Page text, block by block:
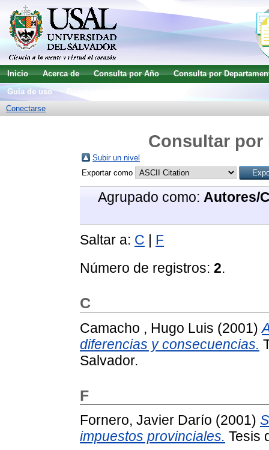
Inicio Acerca de Consulta por Año
Consulta por
Guía de uso
Conectarse
Consultar
Subir un nivel
Exportar como
Agrupado como: Autores/
Saltar a: C | F
Número de registros: 2.
C
Camacho , Hugo Luis (2001)
diferencias y consecuencias.
Salvador.
F
Fornero, Javier Darío (2001)
impuestos provinciales. Tesis